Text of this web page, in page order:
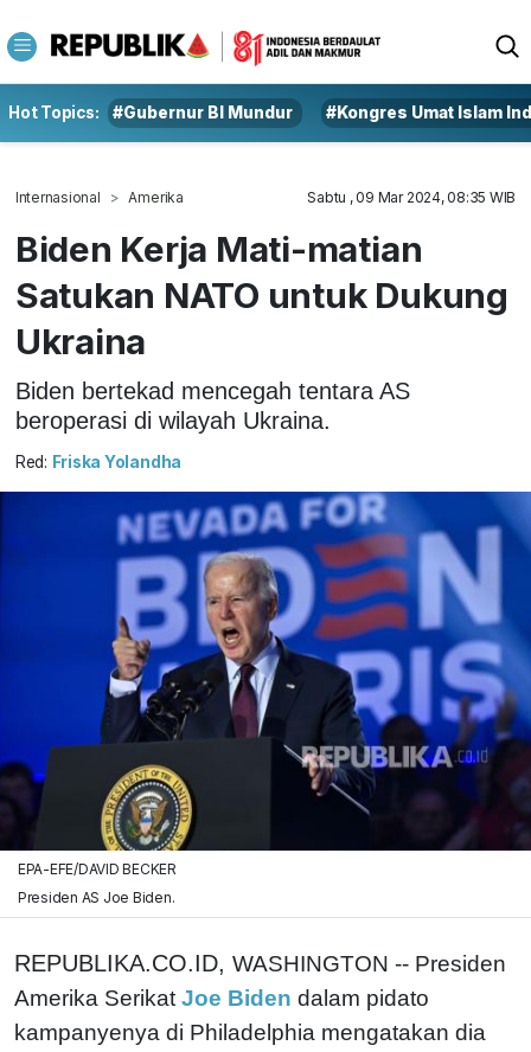
Hot Topics: #Gubernur BI Mundur #Kongres Umat Islam
Internasional Amerika Sabtu , 09 Mar 2024, 08:35 WIB
Biden Kerja Mati-matian
Satukan NATO untuk Dukung
Ukraina
Biden bertekad mencegah tentara AS
beroperasi di wilayah Ukraina.
Red: Friska Yolandha
EPA-EFE/DAVID BECKER
Presiden AS Joe Biden.
REPUBLIKA.CO.ID, WASHINGTON -- Presiden
Amerika Serikat Joe Biden dalam pidato
kampanyenya di Philadelphia mengatakan dia